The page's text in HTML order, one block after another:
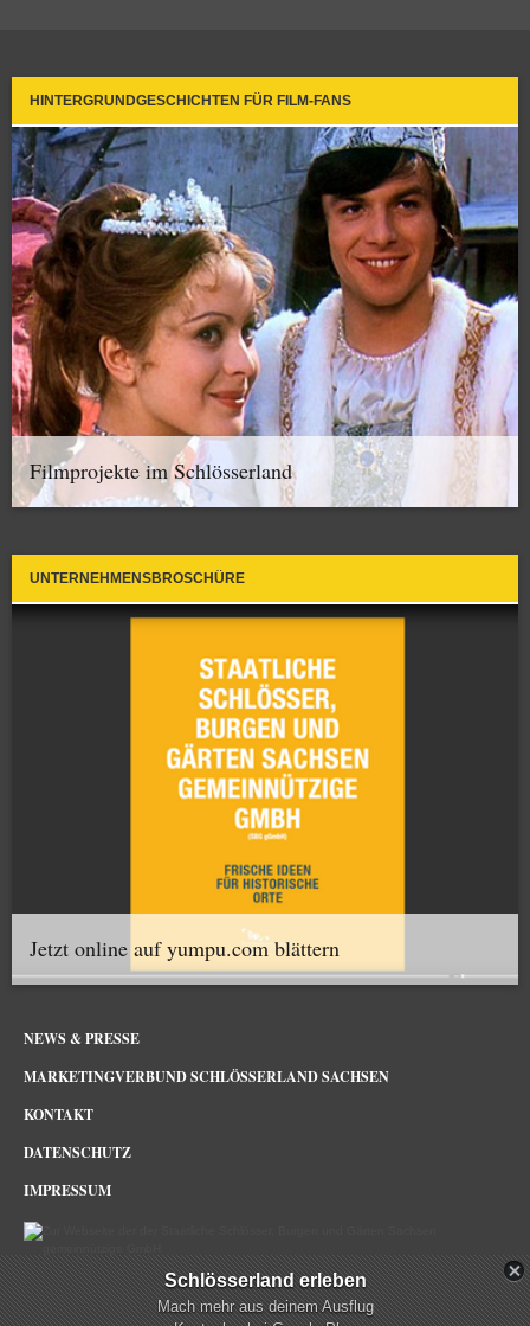
HINTERGRUNDGESCHICHTEN FÜR FILM-FANS
Filmprojekte im Schlösserland
UNTERNEHMENSBROSCHÜRE
Jetzt online auf yumpu.com blättern
NEWS & PRESSE
MARKETINGVERBUND SCHLÖSSERLAND SACHSEN
KONTAKT
DATENSCHUTZ
IMPRESSUM
Schlösserland Sachsen im Netz
Schlösserland erleben
Mach mehr aus deinem Ausflug